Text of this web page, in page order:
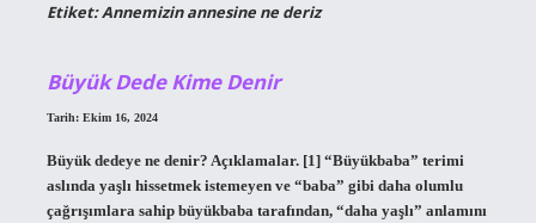
Etiket:Annemizin annesine ne deriz
Büyük Dede Kime Denir
Tarih: Ekim 16, 2024
Büyük dedeye ne denir? Açıklamalar. [1] “Büyükbaba” terimi
aslında yaşlı hissetmek istemeyen ve “baba” gibi daha olumlu
çağrışımlara sahip büyükbaba tarafından, “daha yaşlı” anlamını